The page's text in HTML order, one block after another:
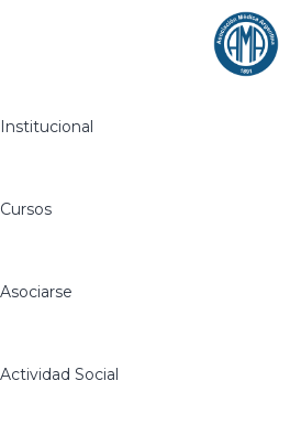
Institucional
Cursos
Asociarse
Actividad Social